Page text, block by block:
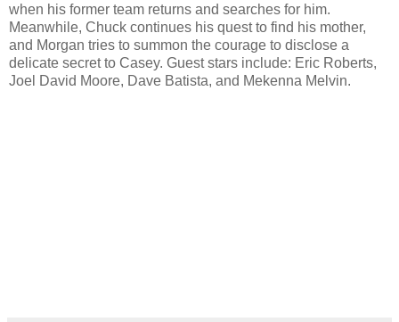
when his former team returns and searches for him.
Meanwhile, Chuck continues his quest to find his mother,
and Morgan tries to summon the courage to disclose a
delicate secret to Casey. Guest stars include: Eric Roberts,
Joel David Moore, Dave Batista, and Mekenna Melvin.